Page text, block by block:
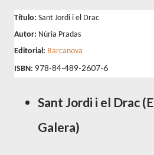
Título: Sant Jordi i el Drac
Autor: Núria Pradas
Editorial: Barcanova
ISBN: 978-84-489-2607-6
Sant Jordi i el Drac
Galera)